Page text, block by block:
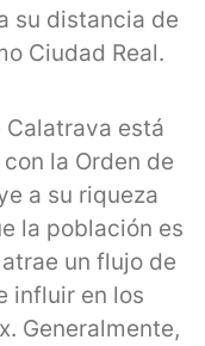
su distancia de
Ciudad Real.
Calatrava está
la Orden de
a su riqueza
la población es
un flujo de
influir en los
Generalmente,